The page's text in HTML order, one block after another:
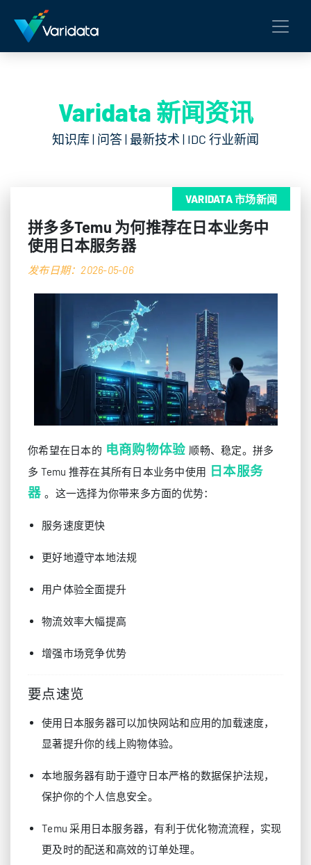
Varidata 新闻资讯
知识库 | 问答 | 最新技术 | IDC 行业新闻
VARIDATA 市场新闻
拼多多Temu 为何推荐在日本业务中
使用日本服务器
发布日期：2026-05-06
你希望在日本的 电商购物体验 顺畅、稳定。拼多
多 Temu 推荐在其所有日本业务中使用 日本服务
器 。这一选择为你带来多方面的优势：
服务速度更快
更好地遵守本地法规
用户体验全面提升
物流效率大幅提高
增强市场竞争优势
要点速览
使用日本服务器可以加快网站和应用的加载速度，
显著提升你的线上购物体验。
本地服务器有助于遵守日本严格的数据保护法规，
保护你的个人信息安全。
Temu 采用日本服务器，有利于优化物流流程，实现
更及时的配送和高效的订单处理。